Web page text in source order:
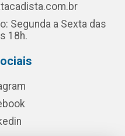
Segunda a Sexta das
18h.